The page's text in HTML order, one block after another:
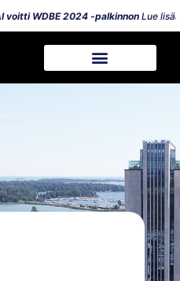
voitti WDBE 2024 -palkinnonLue lisää